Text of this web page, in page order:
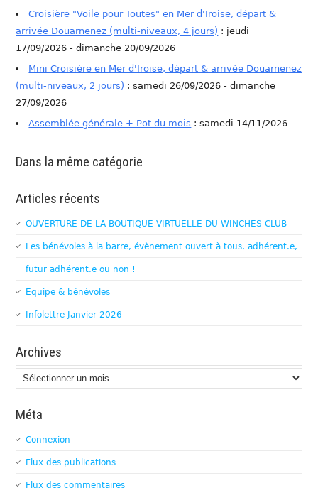
Croisière "Voile pour Toutes" en Mer d'Iroise, départ &
arrivée Douarnenez (multi-niveaux, 4 jours) : jeudi
17/09/2026 - dimanche 20/09/2026
Mini Croisière en Mer d'Iroise, départ & arrivée Douarnenez
(multi-niveaux, 2 jours) : samedi 26/09/2026 - dimanche
27/09/2026
Assemblée générale + Pot du mois : samedi 14/11/2026
Dans la même catégorie
Articles récents
OUVERTURE DE LA BOUTIQUE VIRTUELLE DU WINCHES CLUB
Les bénévoles à la barre, évènement ouvert à tous, adhérent.e,
futur adhérent.e ou non !
Equipe & bénévoles
Infolettre Janvier 2026
Archives
Archives
Méta
Connexion
Flux des publications
Flux des commentaires